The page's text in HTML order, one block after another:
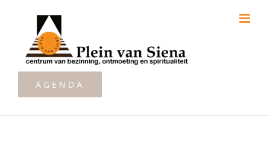
AGENDA